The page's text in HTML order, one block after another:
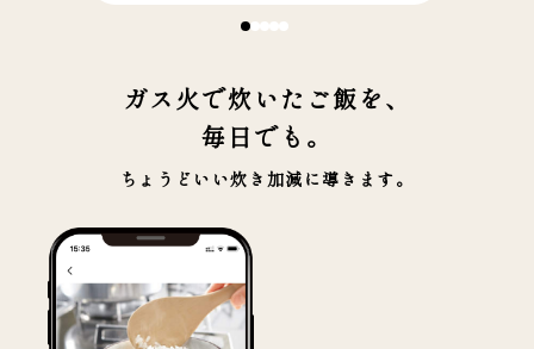
ガス火で炊いたご飯を、
毎日でも。
ちょうどいい炊き加減に導きます。